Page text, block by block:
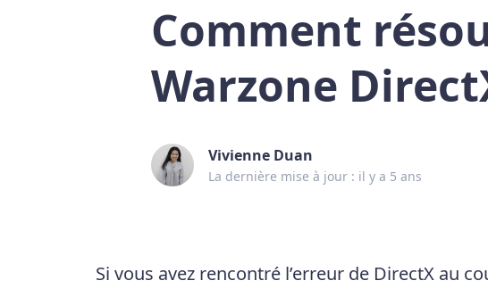
Comment
Warzone
Vivienne Duan
La dernière mise à jour : il y a 5 ans
Si vous avez rencontré l’erreur de DirectX au